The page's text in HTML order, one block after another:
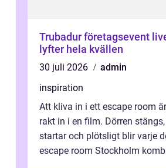
Trubadur företagsevent livemusik som
lyfter hela kvällen
30 juli 2026
admin
inspiration
Att kliva in i ett escape room
rakt in i en film. Dörren
startar och plötsligt blir varje
escape room Stockholm